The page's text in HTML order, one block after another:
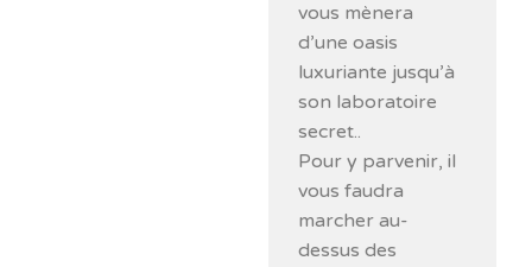
vous mènera
d’une oasis
luxuriante jusqu’à
son laboratoire
secret..
Pour y parvenir, il
vous faudra
marcher au-
dessus des